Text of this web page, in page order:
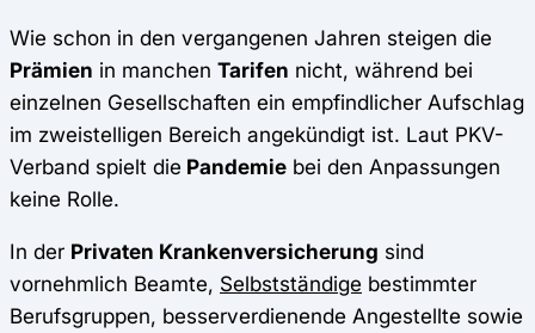
Wie schon in den vergangenen Jahren steigen die
Prämien in manchen Tarifen nicht, während bei
einzelnen Gesellschaften ein empfindlicher Aufschlag
im zweistelligen Bereich angekündigt ist. Laut PKV-
Verband spielt die Pandemie bei den Anpassungen
keine Rolle.
In der Privaten Krankenversicherung sind
vornehmlich Beamte, Selbstständige bestimmter
Berufsgruppen, besserverdienende Angestellte sowie